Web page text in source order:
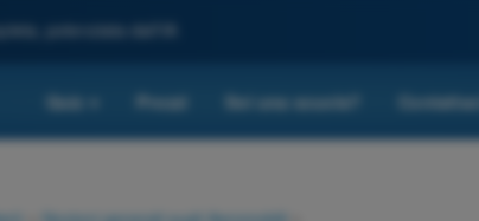
potenziata dall'IA
Quiz Prezzi Sei una scuola? Contattaci